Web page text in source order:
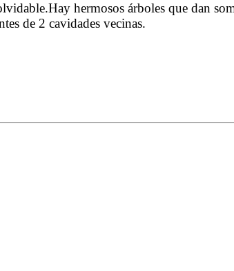
hermosos árboles que dan
de 2 cavidades vecinas.